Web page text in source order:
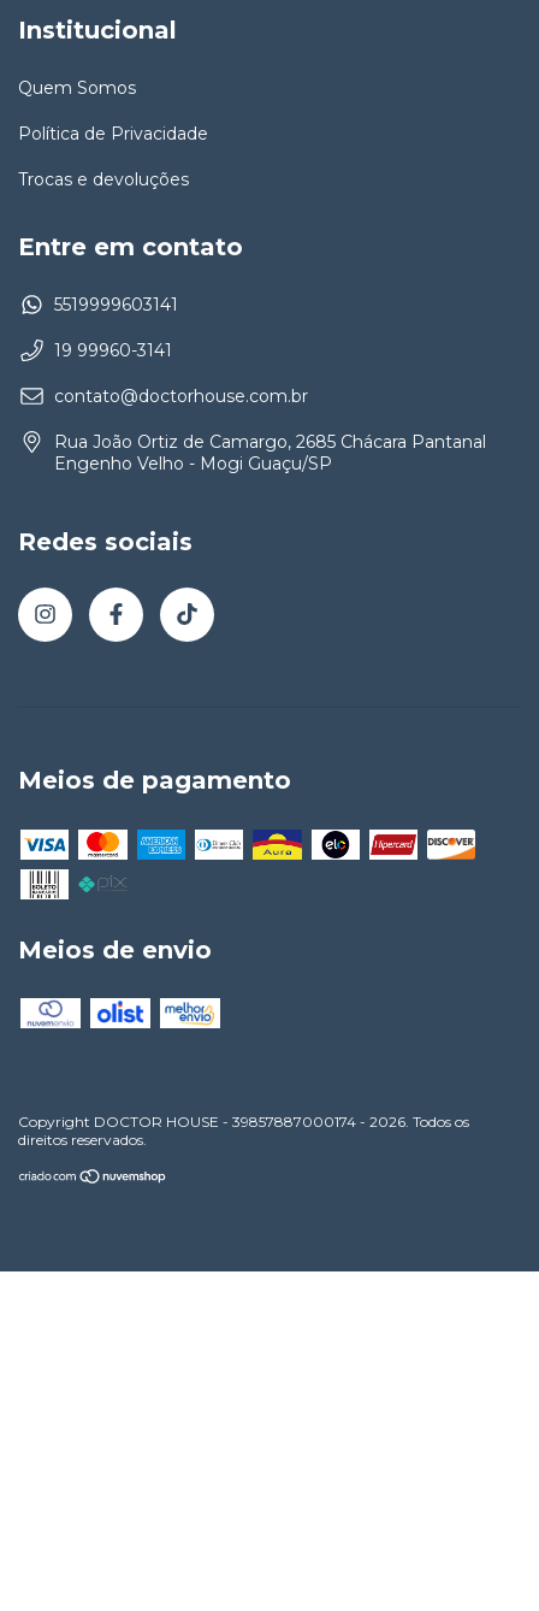
Institucional
Quem Somos
Política de Privacidade
Trocas e devoluções
Entre em contato
5519999603141
19 99960-3141
contato@doctorhouse.com.br
Rua João Ortiz de Camargo, 2685 Chácara Pantanal
Engenho Velho - Mogi Guaçu/SP
Redes sociais
Meios de pagamento
Meios de envio
Copyright DOCTOR HOUSE - 39857887000174 - 2026. Todos os
direitos reservados.